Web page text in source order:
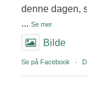
denne dagen,
... Se mer
Bilde
Se på Facebook ·